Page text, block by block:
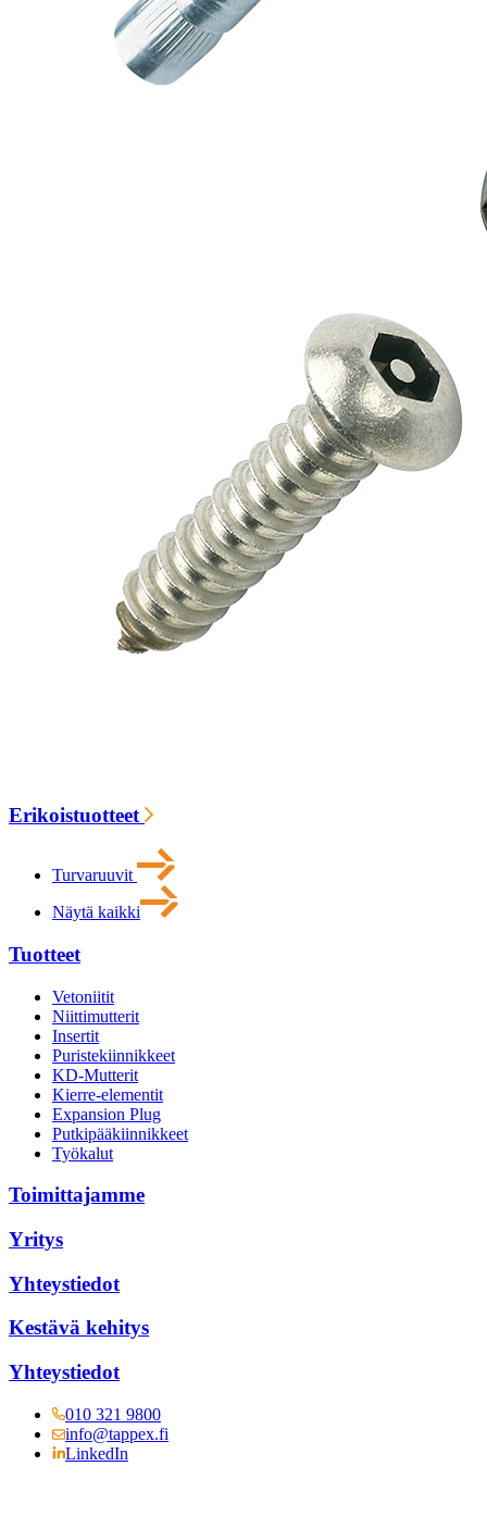
Erikoistuotteet
Turvaruuvit
Näytä kaikki
Tuotteet
Vetoniitit
Niittimutterit
Insertit
Puristekiinnikkeet
KD-Mutterit
Kierre-elementit
Expansion Plug
Putkipääkiinnikkeet
Työkalut
Toimittajamme
Yritys
Yhteystiedot
Kestävä kehitys
Yhteystiedot
010 321 9800
info@tappex.fi
LinkedIn